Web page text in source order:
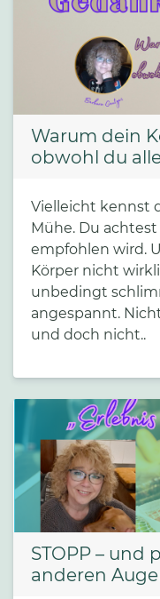
Warum dein
obwohl du
Vielleicht kennst
Mühe. Du
empfohlen wird.
Körper nicht
unbedingt
angespannt.
und doch nicht..
STOPP – und
anderen